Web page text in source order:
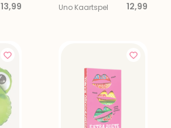
13,99 Uno Kaartspel 12,99